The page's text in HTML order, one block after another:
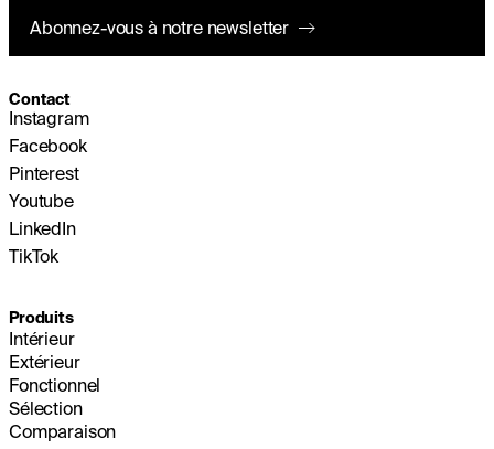
Abonnez-vous à notre newsletter
Contact
Instagram
Facebook
Pinterest
Youtube
LinkedIn
TikTok
Produits
Intérieur
Extérieur
Fonctionnel
Sélection
Comparaison